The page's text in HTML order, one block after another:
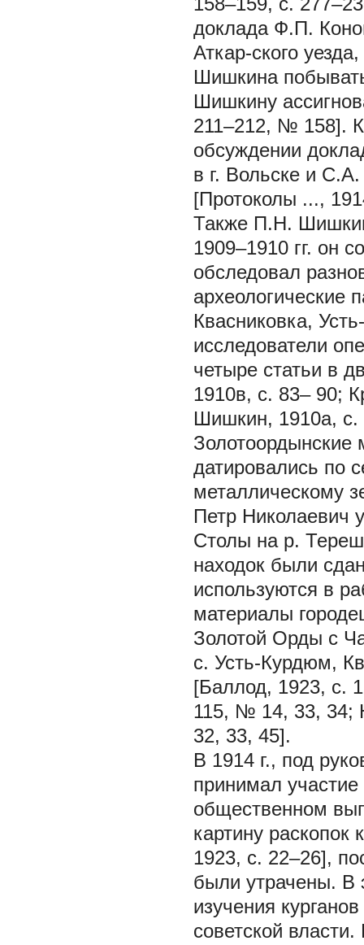
доклада Ф.П.
Аткар-ского
Шишкина
Шишкину
211–212, № 158].
обсуждении
в г. Вольске и
[Протоколы ...,
Также П.Н.
1909–1910 гг. он
обследовал
археологические
Квасниковка,
исследователи
четыре статьи в
1910в, с. 83– 90;
Шишкин, 1910а, с.
Золотоордынские
датировались по
металлическому
Петр Николаевич
Столы на р.
находок были
используются в
материалы
Золотой Орды с
с. Усть-Курдюм,
[Баллод, 1923, с.
115, № 14, 33, 34;
32, 33, 45].
В 1914 г., под
принимал
общественном
картину
1923, с. 22–26],
были утрачены. В
изучения
советской